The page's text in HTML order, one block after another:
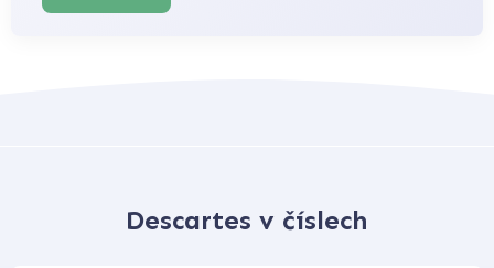
Descartes v číslech